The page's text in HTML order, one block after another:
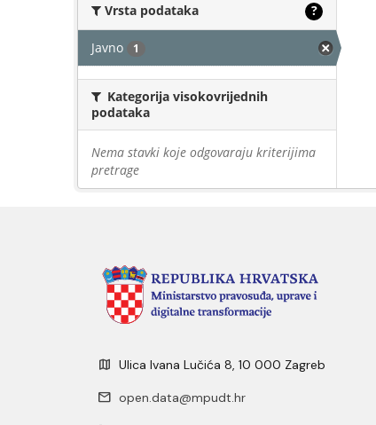
Vrsta podataka ?
Javno 1
Kategorija visokovrijednih
podataka
Nema stavki koje odgovaraju kriterijima
pretrage